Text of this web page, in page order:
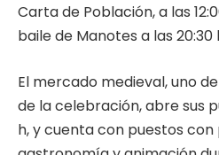
Carta de Población, a las
baile de Manotes a las 20:30
El mercado medieval, uno
de la celebración, abre sus
h, y cuenta con puestos